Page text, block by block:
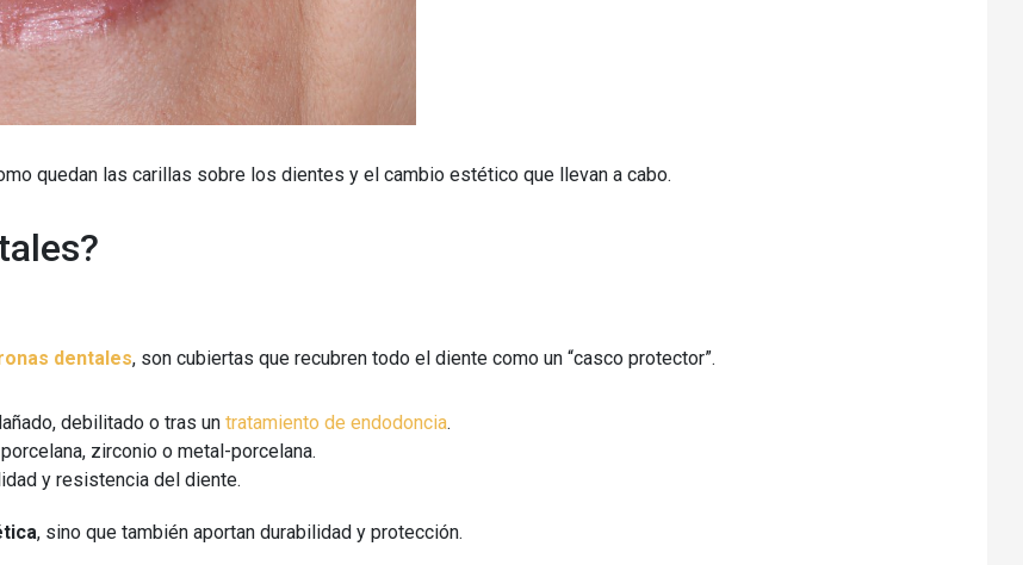
quedan las carillas sobre los dientes y el cambio estético que llevan a cabo.
dentales, son cubiertas que recubren todo el diente como un “casco protector”.
debilitado o tras un tratamiento de endodoncia.
zirconio o metal-porcelana.
y resistencia del diente.
, sino que también aportan durabilidad y protección.